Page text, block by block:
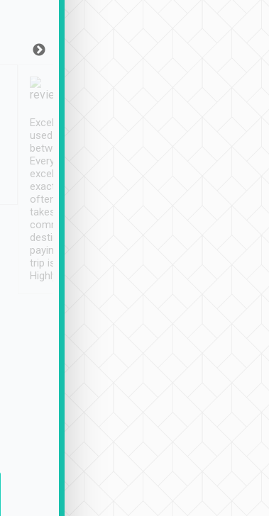
Excellent service. We have
used Tripool to travel
between cities in Taiwan.
Every driver has been
excellent and arrives
exactly on time. As there is
often limited English it
takes the difficulty out of
communicating the
destination details and
paying online prior to the
trip is very convenient.
Highly recommended